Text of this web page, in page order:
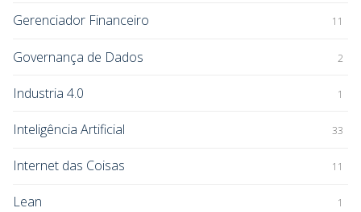
Gerenciador Financeiro 11
Governança de Dados 2
Industria 4.0 1
Inteligência Artificial 33
Internet das Coisas 11
Lean 1